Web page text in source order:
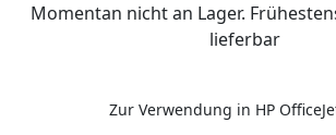
Momentan nicht an Lager.
lieferbar
Zur Verwendung in HP